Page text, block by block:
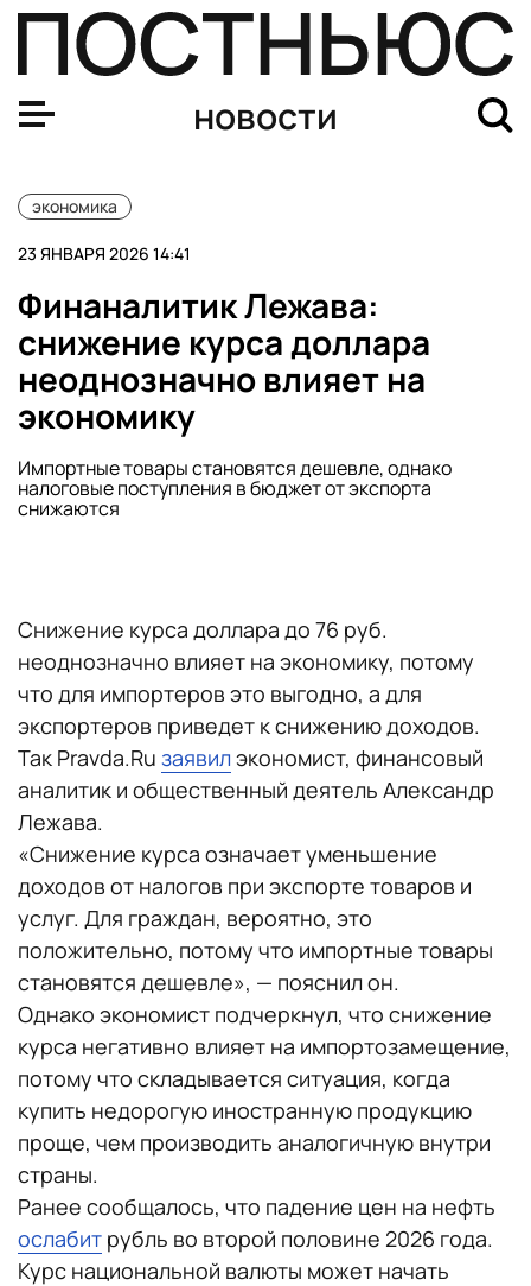
новости
экономика
23 ЯНВАРЯ 2026 14:41
Финаналитик Лежава:
снижение курса доллара
неоднозначно влияет на
экономику
Импортные товары становятся дешевле, однако
налоговые поступления в бюджет от экспорта
снижаются
Снижение курса доллара до 76 руб.
неоднозначно влияет на экономику, потому
что для импортеров это выгодно, а для
экспортеров приведет к снижению доходов.
Так Pravda.Ru заявилэкономист, финансовый
аналитик и общественный деятель Александр
Лежава.
«Снижение курса означает уменьшение
доходов от налогов при экспорте товаров и
услуг. Для граждан, вероятно, это
положительно, потому что импортные товары
становятся дешевле», — пояснил он.
Однако экономист подчеркнул, что снижение
курса негативно влияет на импортозамещение,
потому что складывается ситуация, когда
купить недорогую иностранную продукцию
проще, чем производить аналогичную внутри
страны.
Ранее сообщалось, что падение цен на нефть
ослабит рубль во второй половине 2026 года.
Курс национальной валюты может начать
«Газпром» вложил в газификацию России более 1 трлн